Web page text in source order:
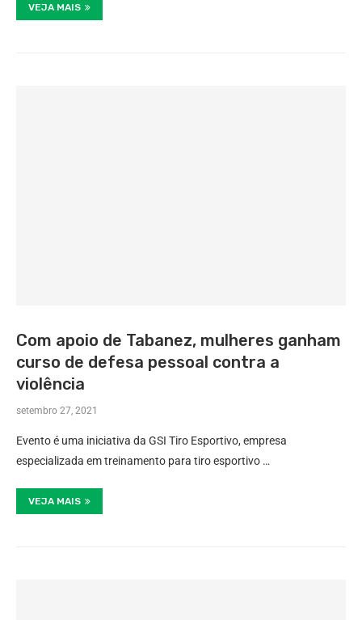
VEJA MAIS
Com apoio de Tabanez, mulheres ganham
curso de defesa pessoal contra a
violência
setembro 27, 2021
Evento é uma iniciativa da GSI Tiro Esportivo, empresa
especializada em treinamento para tiro esportivo …
VEJA MAIS